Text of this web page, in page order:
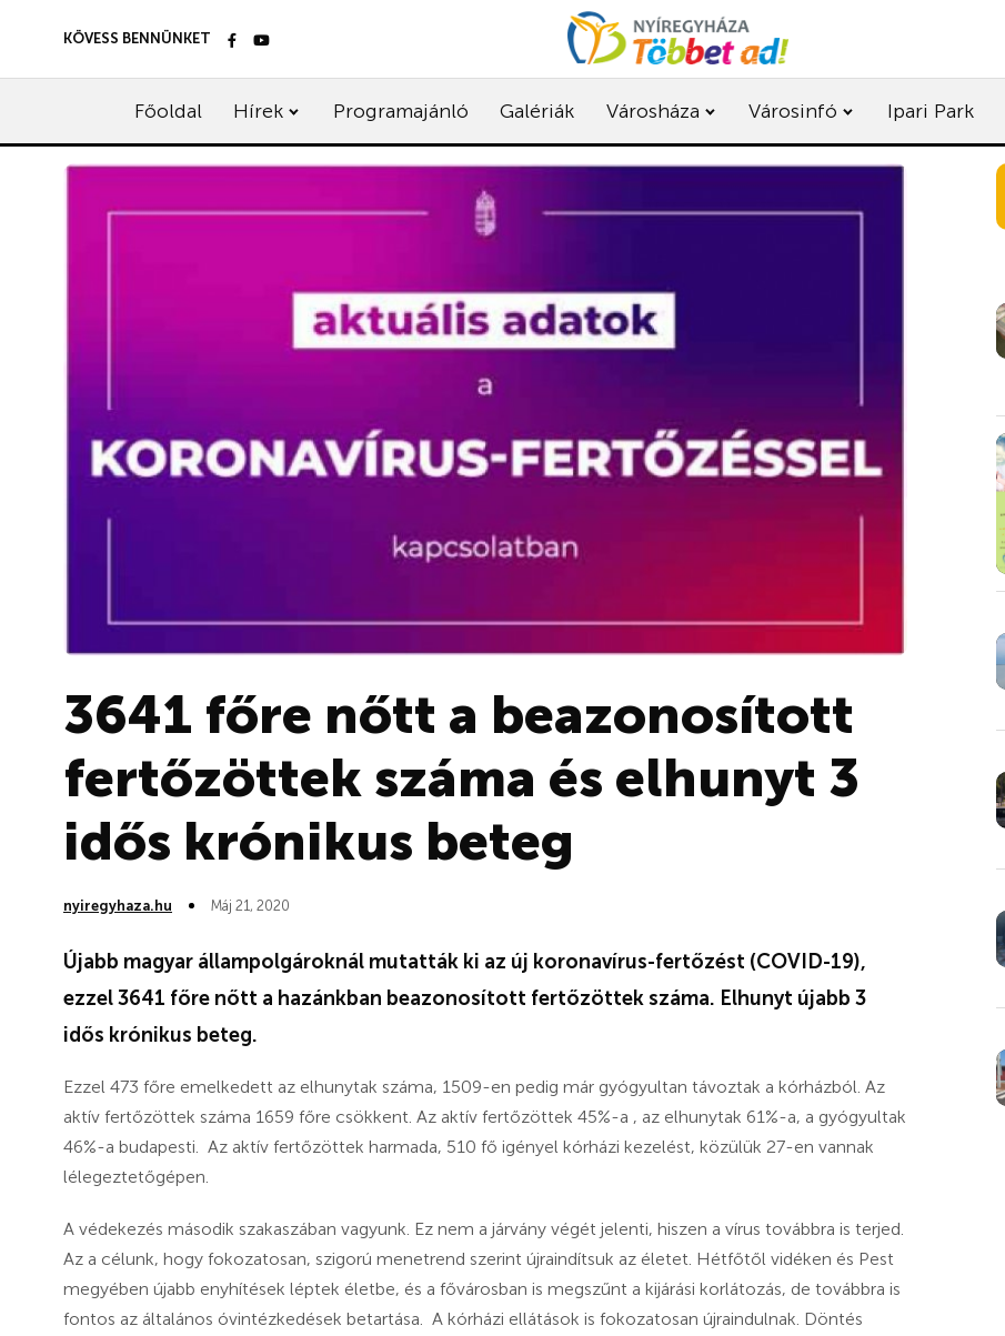
KÖVESS BENNÜNKET
Főoldal Hírek Programajánló Galériák Városháza Városinfó Ipari Park
3641 főre nőtt a beazonosított
fertőzöttek száma és elhunyt 3
idős krónikus beteg
nyiregyhaza.hu Máj 21, 2020
Újabb magyar állampolgároknál mutatták ki az új koronavírus-fertőzést (COVID-19),
ezzel 3641 főre nőtt a hazánkban beazonosított fertőzöttek száma. Elhunyt újabb 3
idős krónikus beteg.
Ezzel 473 főre emelkedett az elhunytak száma, 1509-en pedig már gyógyultan távoztak a kórházból. Az
aktív fertőzöttek száma 1659 főre csökkent. Az aktív fertőzöttek 45%-a , az elhunytak 61%-a, a gyógyultak
46%-a budapesti. Az aktív fertőzöttek harmada, 510 fő igényel kórházi kezelést, közülük 27-en vannak
lélegeztetőgépen.
A védekezés második szakaszában vagyunk. Ez nem a járvány végét jelenti, hiszen a vírus továbbra is terjed.
Az a célunk, hogy fokozatosan, szigorú menetrend szerint újraindítsuk az életet. Hétfőtől vidéken és Pest
megyében újabb enyhítések léptek életbe, és a fővárosban is megszűnt a kijárási korlátozás, de továbbra is
fontos az általános óvintézkedések betartása. A kórházi ellátások is fokozatosan újraindulnak. Döntés